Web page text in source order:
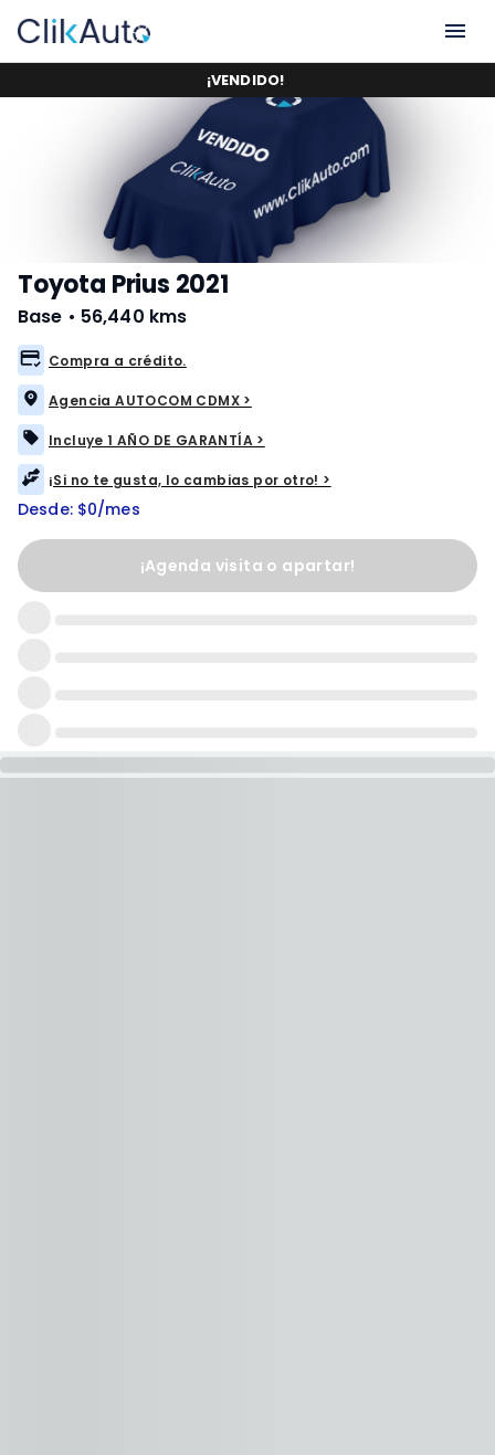
¡VENDIDO!
Toyota Prius 2021
Base • 56,440 kms
Compra a crédito.
Agencia AUTOCOM CDMX >
Incluye 1 AÑO DE GARANTÍA >
¡Si no te gusta, lo cambias por otro! >
Desde: $0/mes
¡Agenda visita o apartar!